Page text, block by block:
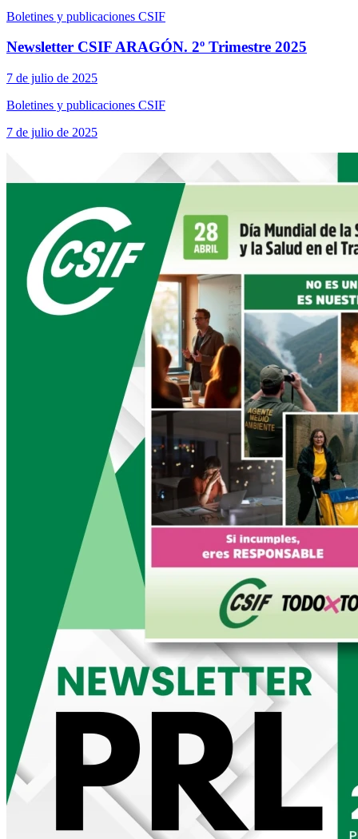
Boletines y publicaciones CSIF
Newsletter CSIF ARAGÓN. 2º Trimestre 2025
7 de julio de 2025
Boletines y publicaciones CSIF
7 de julio de 2025